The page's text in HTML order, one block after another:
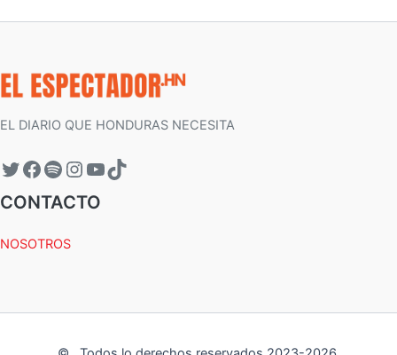
EL DIARIO QUE HONDURAS NECESITA
CONTACTO
NOSOTROS